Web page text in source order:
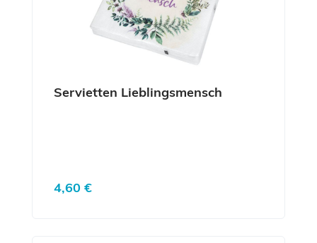
Servietten Lieblingsmensch
Regulärer Preis:
4,60 €